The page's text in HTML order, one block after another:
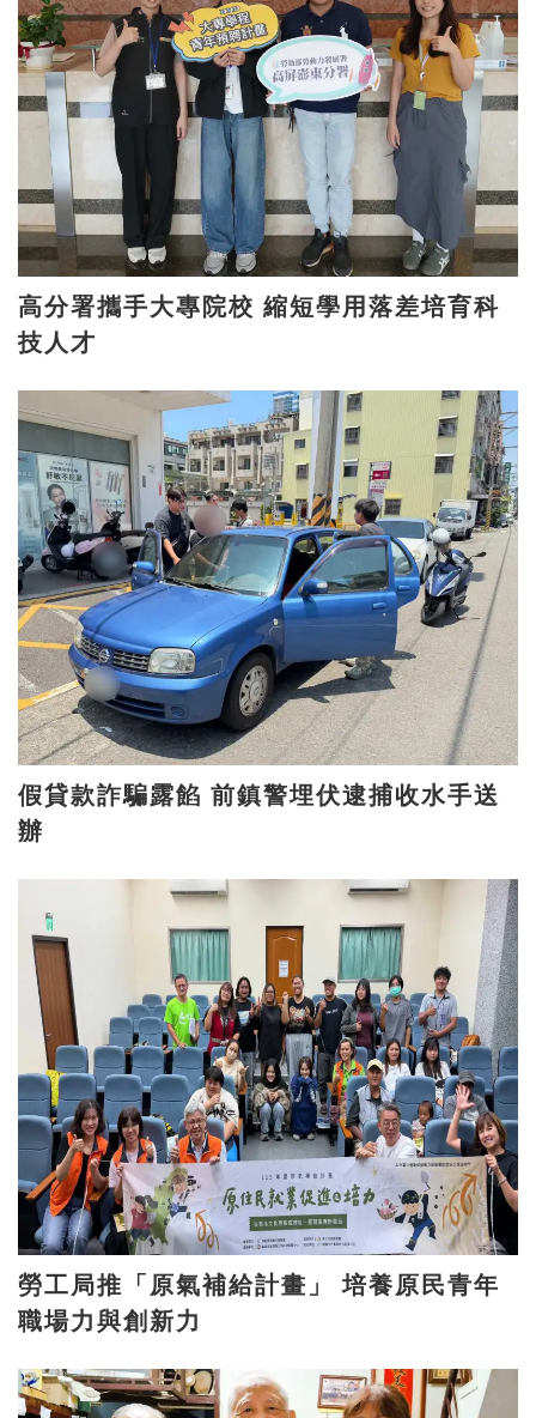
高分署攜手大專院校 縮短學用落差培育科
技人才
假貸款詐騙露餡 前鎮警埋伏逮捕收水手送
辦
勞工局推「原氣補給計畫」 培養原民青年
職場力與創新力